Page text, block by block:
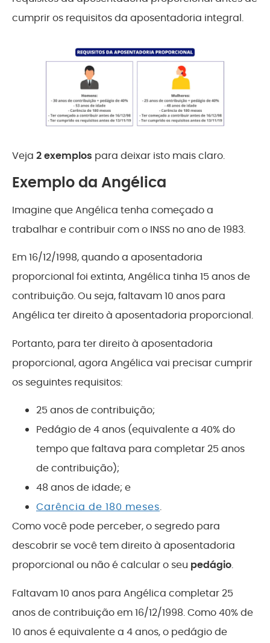
cumprir os requisitos da aposentadoria integral.
Veja 2 exemplos para deixar isto mais claro.
Exemplo da Angélica
Imagine que Angélica tenha começado a
trabalhar e contribuir com o INSS no ano de 1983.
Em 16/12/1998, quando a aposentadoria
proporcional foi extinta, Angélica tinha 15 anos de
contribuição. Ou seja, faltavam 10 anos para
Angélica ter direito à aposentadoria proporcional.
Portanto, para ter direito à aposentadoria
proporcional, agora Angélica vai precisar cumprir
os seguintes requisitos:
25 anos de contribuição;
Pedágio de 4 anos (equivalente a 40% do
tempo que faltava para completar 25 anos
de contribuição);
48 anos de idade; e
Carência de 180 meses.
Como você pode perceber, o segredo para
descobrir se você tem direito à aposentadoria
proporcional ou não é calcular o seu pedágio.
Faltavam 10 anos para Angélica completar 25
anos de contribuição em 16/12/1998. Como 40% de
10 anos é equivalente a 4 anos, o pedágio de